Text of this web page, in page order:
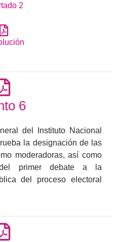
2
6
del Instituto Nacional
la designación de las
moderadoras, así como
primer debate a la
del proceso electoral